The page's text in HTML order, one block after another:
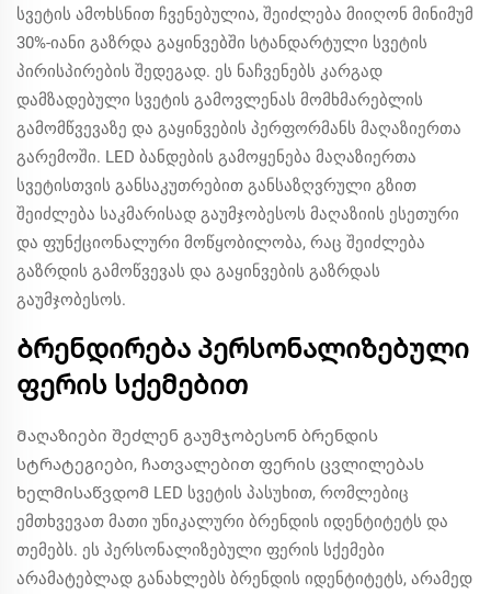
სვეტის ამოხსნით ჩვენებულია, შეიძლება მიიღონ მინიმუმ
30%-იანი გაზრდა გაყინვებში სტანდარტული სვეტის
პირისპირების შედეგად. ეს ნაჩვენებს კარგად
დამზადებული სვეტის გამოვლენას მომხმარებლის
გამომწვევაზე და გაყინვების პერფორმანს მაღაზიერთა
გარემოში. LED ბანდების გამოყენება მაღაზიერთა
სვეტისთვის განსაკუთრებით განსაზღვრული გზით
შეიძლება საკმარისად გაუმჯობესოს მაღაზიის ესეთური
და ფუნქციონალური მოწყობილობა, რაც შეიძლება
გაზრდის გამოწვევას და გაყინვების გაზრდას
გაუმჯობესოს.
Ბრენდირება პერსონალიზებული
ფერის სქემებით
Მაღაზიები შეძლენ გაუმჯობესონ ბრენდის
სტრატეგიები, ჩათვალებით ფერის ცვლილებას
ხელმისაწვდომ LED სვეტის პასუხით, რომლებიც
ემთხვევათ მათი უნიკალური ბრენდის იდენტიტეტს და
თემებს. ეს პერსონალიზებული ფერის სქემები
არამატებლად განახლებს ბრენდის იდენტიტეტს, არამედ